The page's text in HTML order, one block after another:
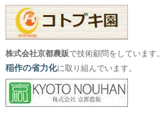
株式会社京都農販で技術顧問をしています。
稲作の省力化に取り組んでいます。